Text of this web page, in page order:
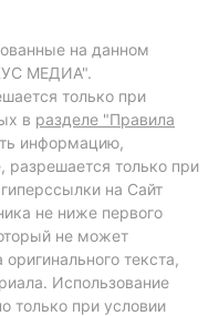
на данном
МЕДИА".
только при
в разделе "Правила
информацию,
только при
на Сайт
не ниже первого
не может
текста,
Использование
только при условии